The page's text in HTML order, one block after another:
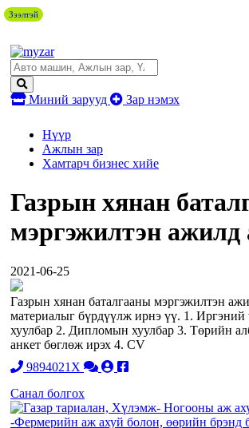
Миний зарууд Зар нэмэх
Нүүр
Ажлын зар
Хамтарч бизнес хийе
Газрын хянан
мэргэжилтэн ажилд
2021-06-25
Газрын хянан баталгааны мэргэжилтэн
материалыг бүрдүүлж ирнэ үү. 1. Иргэний
хуулбар 2. Дипломын хуулбар 3. Tөрийн
анкет бөглөж ирэх 4. CV
9894021X
Санал болгох
Зээлтэй